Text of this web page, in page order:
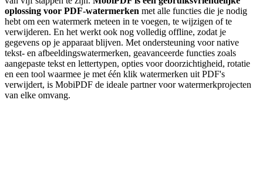
oplossing voor PDF-watermerken met alle functies die je nodig
hebt om een watermerk meteen in te voegen, te wijzigen of te
verwijderen. En het werkt ook nog volledig offline, zodat je
gegevens op je apparaat blijven. Met ondersteuning voor native
tekst- en afbeeldingswatermerken, geavanceerde functies zoals
aangepaste tekst en lettertypen, opties voor doorzichtigheid, rotatie
en een tool waarmee je met één klik watermerken uit PDF's
verwijdert, is MobiPDF de ideale partner voor watermerkprojecten
van elke omvang.